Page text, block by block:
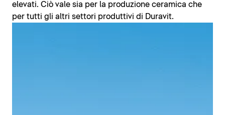
elevati. Ciò vale sia per la produzione ceramica che
per tutti gli altri settori produttivi di Duravit.